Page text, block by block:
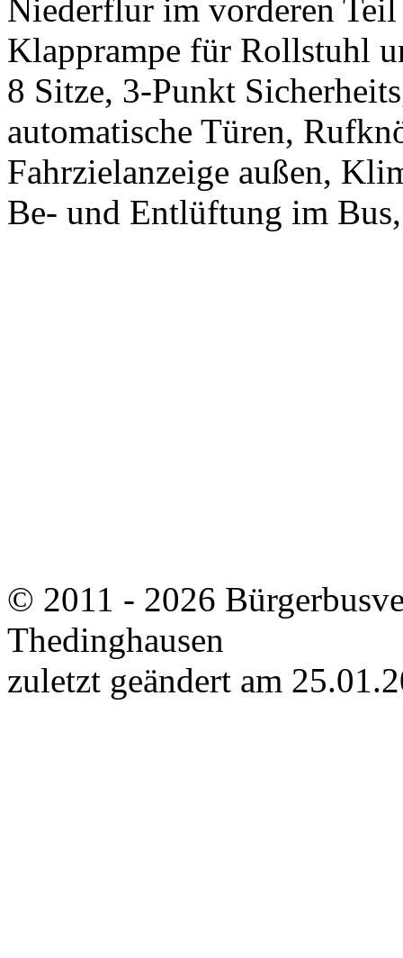
Niederflur im vorderen Teil
Klapprampe für Rollstuhl
8 Sitze, 3-Punkt
automatische Türen,
Fahrzielanzeige außen,
Be- und Entlüftung im
© 2011 - 2026
Thedinghausen
zuletzt geändert am